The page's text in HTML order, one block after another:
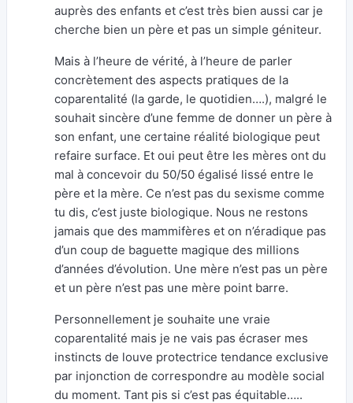
auprès des enfants et c’est très bien aussi car je
cherche bien un père et pas un simple géniteur.
Mais à l’heure de vérité, à l’heure de parler
concrètement des aspects pratiques de la
coparentalité (la garde, le quotidien….), malgré le
souhait sincère d’une femme de donner un père à
son enfant, une certaine réalité biologique peut
refaire surface. Et oui peut être les mères ont du
mal à concevoir du 50/50 égalisé lissé entre le
père et la mère. Ce n’est pas du sexisme comme
tu dis, c’est juste biologique. Nous ne restons
jamais que des mammifères et on n’éradique pas
d’un coup de baguette magique des millions
d’années d’évolution. Une mère n’est pas un père
et un père n’est pas une mère point barre.
Personnellement je souhaite une vraie
coparentalité mais je ne vais pas écraser mes
instincts de louve protectrice tendance exclusive
par injonction de correspondre au modèle social
du moment. Tant pis si c’est pas équitable…..